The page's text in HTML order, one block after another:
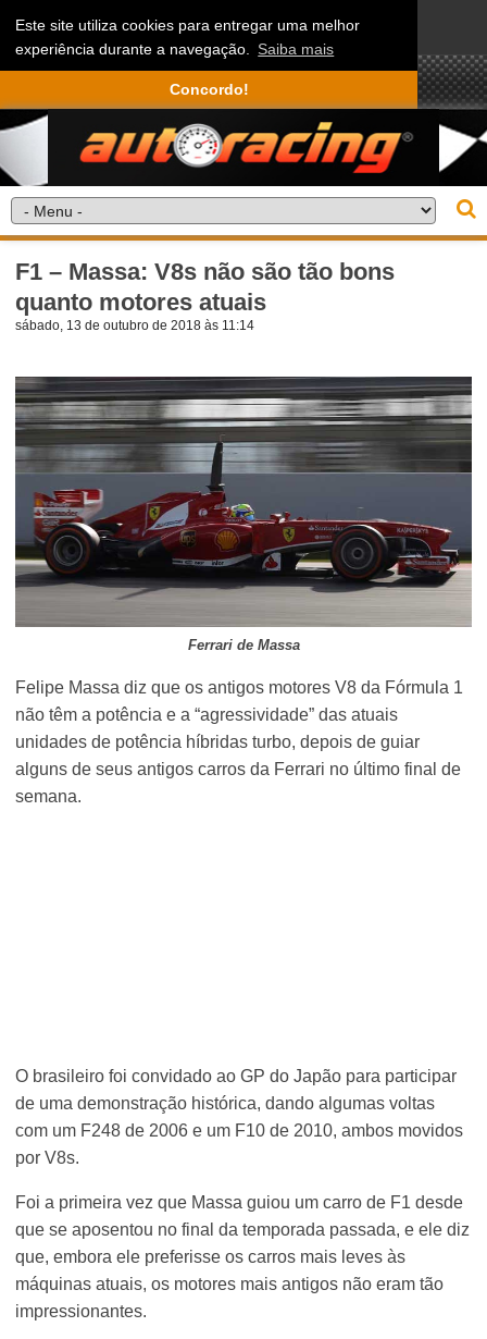
Este site utiliza cookies para entregar uma melhor
experiência durante a navegação. Saiba mais
Concordo!
F1 – Massa: V8s não são tão bons
quanto motores atuais
sábado, 13 de outubro de 2018 às 11:14
Ferrari de Massa
Felipe Massa diz que os antigos motores V8 da Fórmula 1
não têm a potência e a “agressividade” das atuais
unidades de potência híbridas turbo, depois de guiar
alguns de seus antigos carros da Ferrari no último final de
semana.
O brasileiro foi convidado ao GP do Japão para participar
de uma demonstração histórica, dando algumas voltas
com um F248 de 2006 e um F10 de 2010, ambos movidos
por V8s.
Foi a primeira vez que Massa guiou um carro de F1 desde
que se aposentou no final da temporada passada, e ele diz
que, embora ele preferisse os carros mais leves às
máquinas atuais, os motores mais antigos não eram tão
impressionantes.